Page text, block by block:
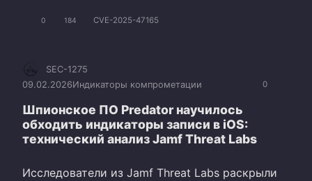
0 184 CVE-2025-47165
0
SEC-1275
09.02.2026Индикаторы компрометации
Шпионское ПО Predator научилось
обходить индикаторы записи в iOS:
технический анализ Jamf Threat Labs
Исследователи из Jamf Threat Labs раскрыли